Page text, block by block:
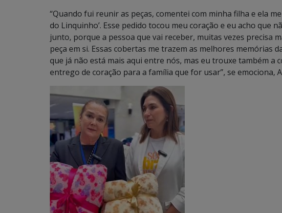
“Quando fui reunir as peças, comentei com minha filha e ela
do Linquinho’. Esse pedido tocou meu coração e eu acho que
junto, porque a pessoa que vai receber, muitas vezes precisa
peça em si. Essas cobertas me trazem as melhores memórias
que já não está mais aqui entre nós, mas eu trouxe também a
entrego de coração para a família que for usar”, se emociona,